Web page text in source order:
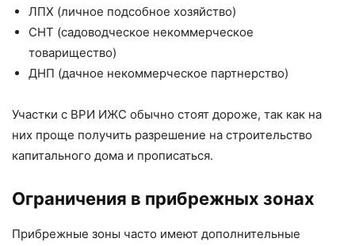
ЛПХ (личное подсобное хозяйство)
СНТ (садоводческое некоммерческое
товарищество)
ДНП (дачное некоммерческое партнерство)
Участки с ВРИ ИЖС обычно стоят дороже, так как на
них проще получить разрешение на строительство
капитального дома и прописаться.
Ограничения в прибрежных зонах
Прибрежные зоны часто имеют дополнительные